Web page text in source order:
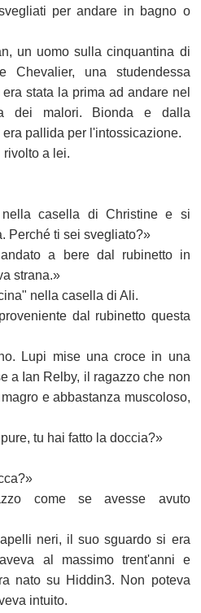
per andare in bagno o
un uomo sulla cinquantina di
Chevalier, una studendessa
stata la prima ad andare nel
dei malori. Bionda e dalla
pallida per l'intossicazione.
a lei.
nella casella di Christine e si
Perché ti sei svegliato?»
a bere dal rubinetto in
strana.»
nella casella di Ali.
dal rubinetto questa
Lupi mise una croce in una
a Ian Relby, il ragazzo che non
e abbastanza muscoloso,
tu hai fatto la doccia?»
come se avesse avuto
neri, il suo sguardo si era
al massimo trent'anni e
nato su Hiddin3. Non poteva
intuito.